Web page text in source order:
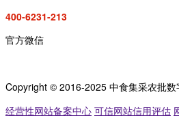
400-6231-213
官方微信
Copyright © 2016-2025 中食集采农批
经营性网站备案中心 可信网站信用评估